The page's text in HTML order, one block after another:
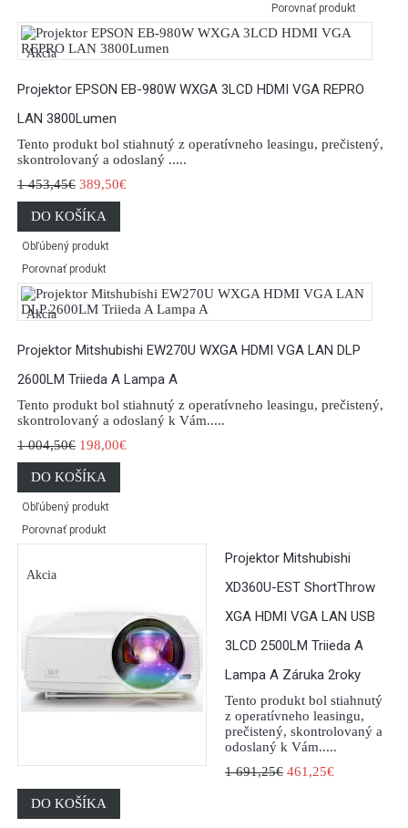
Porovnať produkt
Akcia
Projektor EPSON EB-980W WXGA 3LCD HDMI VGA REPRO
LAN 3800Lumen
Tento produkt bol stiahnutý z operatívneho leasingu, prečistený,
skontrolovaný a odoslaný .....
1 453,45€ 389,50€
DO KOŠÍKA
Obľúbený produkt
Porovnať produkt
Akcia
Projektor Mitshubishi EW270U WXGA HDMI VGA LAN DLP
2600LM Triieda A Lampa A
Tento produkt bol stiahnutý z operatívneho leasingu, prečistený,
skontrolovaný a odoslaný k Vám.....
1 004,50€ 198,00€
DO KOŠÍKA
Obľúbený produkt
Porovnať produkt
Akcia
Projektor Mitshubishi
XD360U-EST ShortThrow
XGA HDMI VGA LAN USB
3LCD 2500LM Triieda A
Lampa A Záruka 2roky
Tento produkt bol stiahnutý
z operatívneho leasingu,
prečistený, skontrolovaný a
odoslaný k Vám.....
1 691,25€ 461,25€
DO KOŠÍKA